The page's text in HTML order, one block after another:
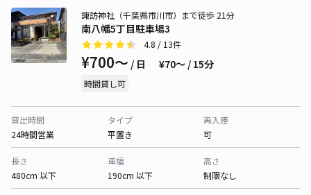
南八幡5丁目駐車場3
諏訪神社（千葉県市川市）まで徒歩 21分
4.8 / 13件
¥700〜 / 日 ¥70〜 / 15分
時間貸し可
貸出時間
24時間営業
タイプ
平置き
再入庫
可
長さ
480cm 以下
車幅
190cm 以下
高さ
制限なし